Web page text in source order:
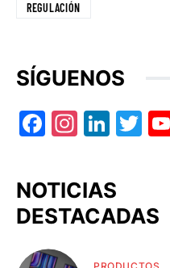
REGULACIÓN
SÍGUENOS
Facebook
Instagram
NOTICIAS
DESTACADAS